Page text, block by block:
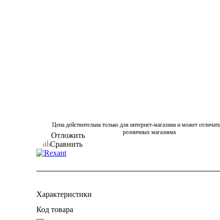
Цена действительна только для интернет-магазина и может
розничных магазинах
Отложить
Сравнить
Характеристики
Код товара
—